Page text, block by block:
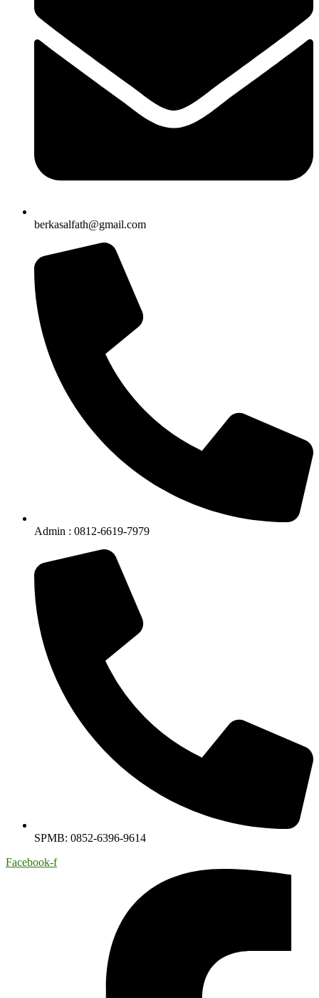
berkasalfath@gmail.com
Admin : 0812-6619-7979
SPMB: 0852-6396-9614
Facebook-f